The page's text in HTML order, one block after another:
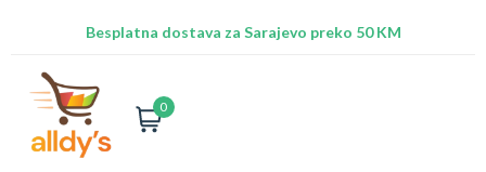
Besplatna dostava za Sarajevo preko 50 KM
0